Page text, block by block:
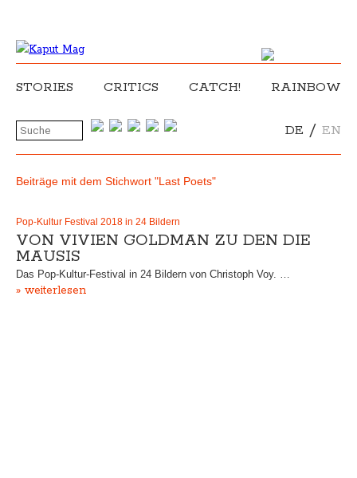
STORIES CRITICS CATCH! RAINBOW
DE / EN
Beiträge mit dem Stichwort "Last Poets"
Pop-Kultur Festival 2018 in 24 Bildern
VON VIVIEN GOLDMAN ZU DEN DIE
MAUSIS
Das Pop-Kultur-Festival in 24 Bildern von Christoph Voy. …
» weiterlesen